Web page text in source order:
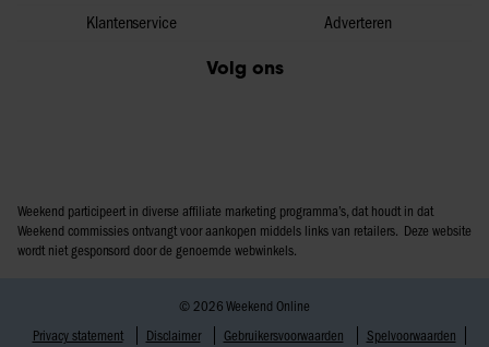
Klantenservice
Adverteren
Volg ons
Weekend participeert in diverse affiliate marketing programma’s, dat houdt in dat
Weekend commissies ontvangt voor aankopen middels links van retailers. Deze website
wordt niet gesponsord door de genoemde webwinkels.
© 2026 Weekend Online
Privacy statement
Disclaimer Gebruikersvoorwaarden Spelvoorwaarden